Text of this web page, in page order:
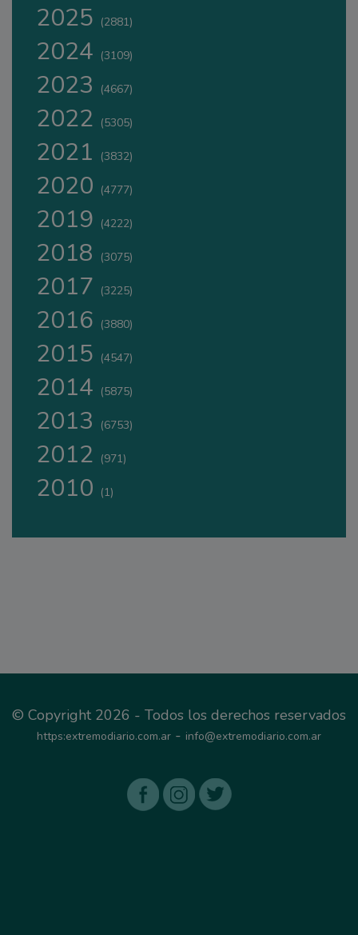
2025 (2881)
2024 (3109)
2023 (4667)
2022 (5305)
2021 (3832)
2020 (4777)
2019 (4222)
2018 (3075)
2017 (3225)
2016 (3880)
2015 (4547)
2014 (5875)
2013 (6753)
2012 (971)
2010 (1)
© Copyright 2026 - Todos los derechos reservados
https:extremodiario.com.ar - info@extremodiario.com.ar